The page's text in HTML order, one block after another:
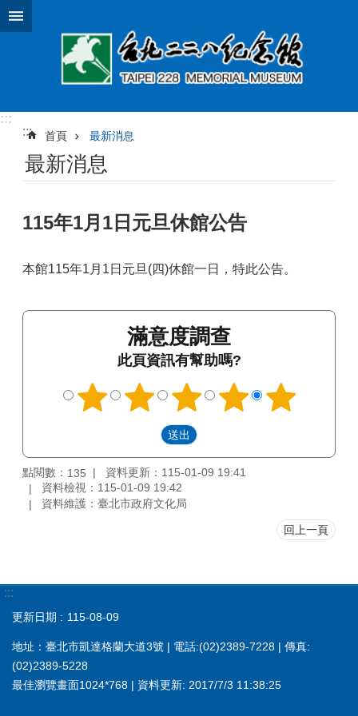
跳到主要內容區塊
:::
:::
首頁 最新消息
最新消息
115年1月1日元旦休館公告
本館115年1月1日元旦(四)休館一日，特此公告。
滿意度調查
此頁資訊有幫助嗎?
點閱數： 135
資料更新：115-01-09 19:41
資料檢視：115-01-09 19:42
資料維護：臺北市政府文化局
回上一頁
:::
更新日期 115-08-09
地址：臺北市凱達格蘭大道3號 | 電話:(02)2389-7228 | 傳真:
(02)2389-5228
最佳瀏覽畫面1024*768 | 資料更新: 2017/7/3 11:38:25